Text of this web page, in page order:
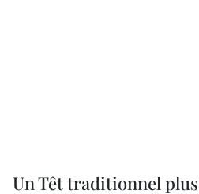
Un Têt traditionnel